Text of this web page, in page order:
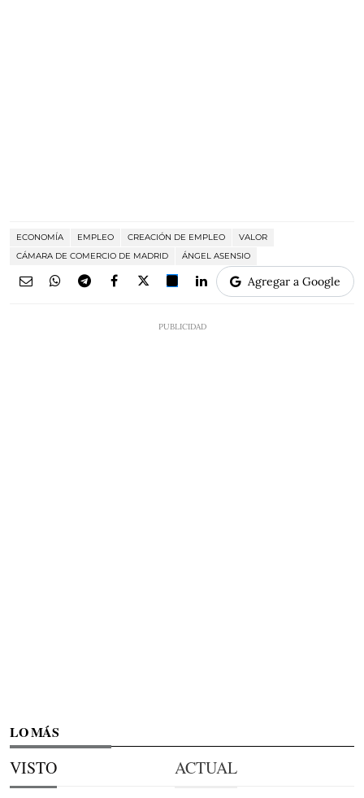
ECONOMÍA EMPLEO CREACIÓN DE EMPLEO
VALOR
CÁMARA DE COMERCIO DE MADRID
ÁNGEL ASENSIO
Agregar a Google
LO MÁS
VISTO ACTUAL